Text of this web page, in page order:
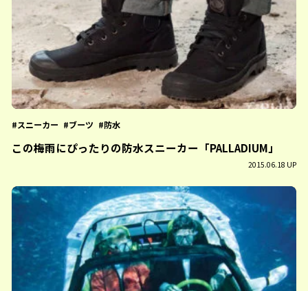
スニーカー ブーツ 防水
この梅雨にぴったりの防水スニーカー「PALLADIUM」
2015.06.18 UP